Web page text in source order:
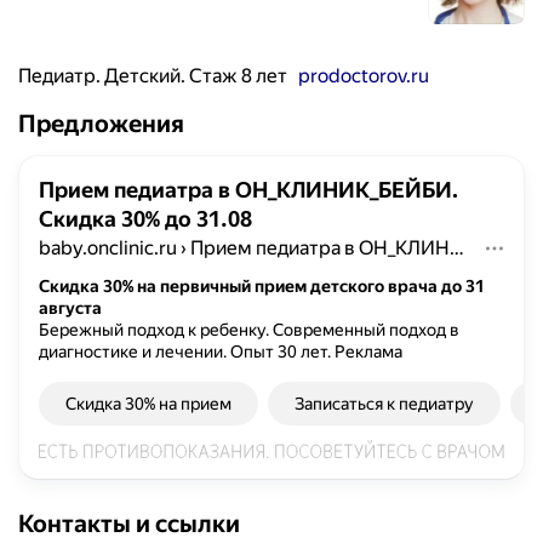
Педиатр. Детский. Стаж 8 лет prodoctorov.ru
Предложения
Прием педиатра в ОН_КЛИНИК_БЕЙБИ.
Скидка 30% до 31.08
baby.onclinic.ru › Прием педиатра в ОН_КЛИНИК_БЕЙБИ. Скидка 30% до 31.08
Скидка 30% на первичный прием детского врача до 31
августа
Бережный подход к ребенку. Современный подход в
диагностике и лечении. Опыт 30 лет. Реклама
Скидка 30% на прием Записаться к педиатру
Контакты и ссылки